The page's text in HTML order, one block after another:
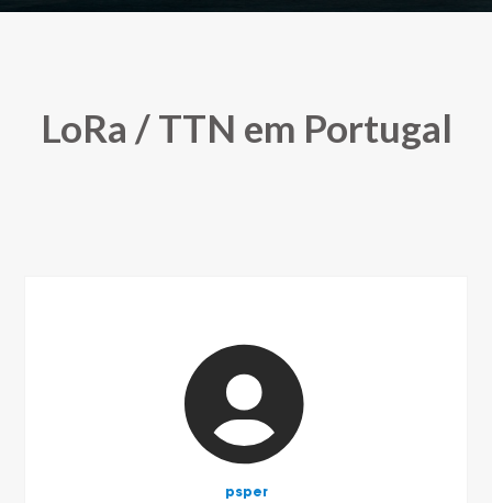
LoRa / TTN em Portugal
psper